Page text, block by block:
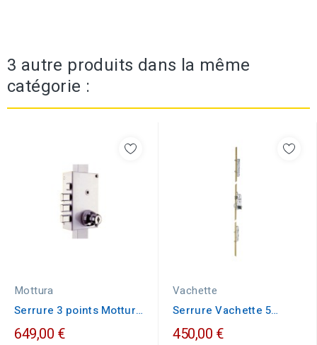
3 autre produits dans la même
catégorie :
Mottura
Serrure 3 points Mottura
30.448
649,00 €
Vachette
Serrure Vachette 5
points série 5900
450,00 €